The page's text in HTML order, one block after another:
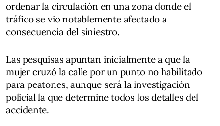
ordenar la circulación en una zona donde el
tráfico se vio notablemente afectado a
consecuencia del siniestro.
Las pesquisas apuntan inicialmente a que la
mujer cruzó la calle por un punto no habilitado
para peatones, aunque será la investigación
policial la que determine todos los detalles del
accidente.